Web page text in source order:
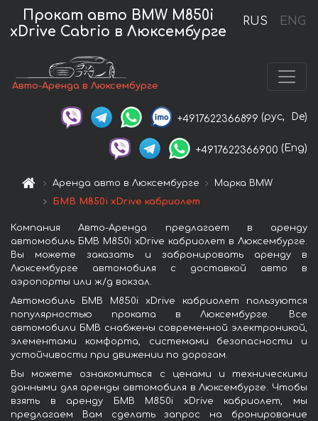
RUS ENG
Прокат авто BMW M850i
xDrive Cabrio в Люксембурге
Авто-Аренда в Люксембурге
+4917622366899 (рус, De)
+4917622366900 (Eng)
Аренда авто в Люксембурге
Марка BMW
БМВ M850i xDrive кабриолет
Компания Авто-Аренда предлагает в аренду
автомобиль БМВ M850i xDrive кабриолет в Люксембурге.
Вы можете заказать и забронировать аренду в
Люксембурге автомобиля с доставкой авто в
аэропорты или ж/д вокзал.
Автомобиль БМВ M850i xDrive кабриолет пользуются
популярностью проката в Люксембурге. Все
автомобили БМВ снабжены современной электроникой,
элементами комфорта, системами безопасности и
устойчивости при движении по дорогам.
Вы можете ознакомиться с ценами и техническими
данными для аренды автомобиля в Люксембурге. Чтобы
взять в аренду БМВ M850i xDrive кабриолет, мы
предлагаем Вам сделать запрос на бронирование